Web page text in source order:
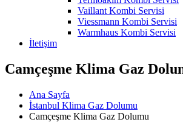
Vaillant Kombi Servisi
Viessmann Kombi Servisi
Warmhaus Kombi Servisi
İletişim
Camçeşme Klima Gaz
Ana Sayfa
İstanbul Klima Gaz Dolumu
Camçeşme Klima Gaz Dolumu